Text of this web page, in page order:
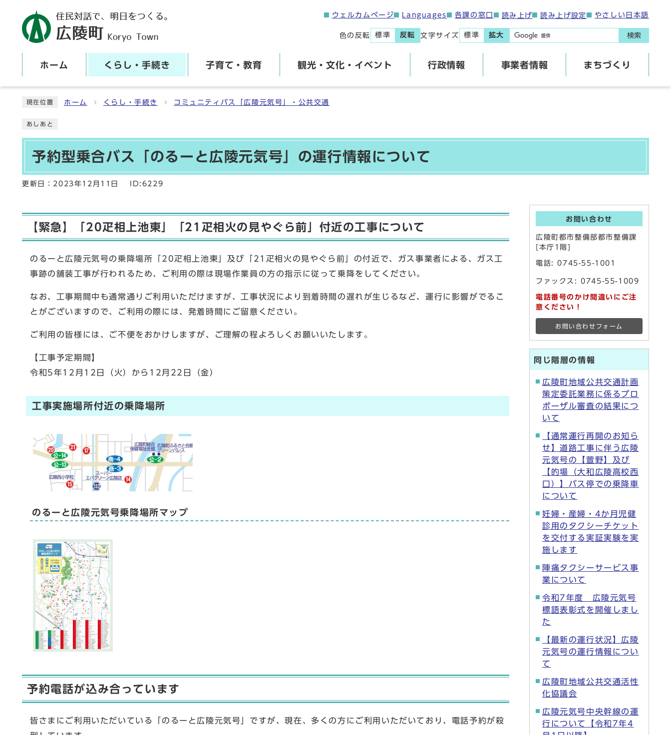
ウェルカムページ Languages 各課の窓口 読み上げ 読み上げ設定 やさしい日本語
色の反転 標準 反転 文字サイズ 標準 拡大 検索
ホーム くらし・手続き 子育て・教育 観光・文化・イベント 行政情報 事業者情報 まちづくり
現在位置 ホーム くらし・手続き コミュニティバス「広陵元気号」・公共交通
あしあと
予約型乗合バス「のるーと広陵元気号」の運行情報について
更新日： 2023年12月11日 ID:6229
【緊急】「20疋相上池東」「21疋相火の見やぐら前」付近の工事について
のるーと広陵元気号の乗降場所「20疋相上池東」及び「21疋相火の見やぐら前」の付近で、ガス事業者による、ガス工
事跡の舗装工事が行われるため、ご利用の際は現場作業員の方の指示に従って乗降をしてください。
なお、工事期間中も通常通りご利用いただけますが、工事状況により到着時間の遅れが生じるなど、運行に影響がでるこ
とがございますので、ご利用の際には、発着時間にご留意ください。
ご利用の皆様には、ご不便をおかけしますが、ご理解の程よろしくお願いいたします。
【工事予定期間】
令和5年12月12日（火）から12月22日（金）
工事実施場所付近の乗降場所
のるーと広陵元気号乗降場所マップ
予約電話が込み合っています
皆さまにご利用いただいている「のるーと広陵元気号」ですが、現在、多くの方にご利用いただいており、電話予約が殺
お問い合わせ
広陵町都市整備部都市整備課
[本庁1階]
電話:0745-55-1001
ファックス: 0745-55-1009
電話番号のかけ間違いにご注
意ください！
お問い合わせフォーム
同じ階層の情報
広陵町地域公共交通計画
策定委託業務に係るプロ
ポーザル審査の結果につ
いて
【通常運行再開のお知ら
せ】道路工事に伴う広陵
元気号の【萱野】及び
【的場（大和広陵高校西
口）】バス停での乗降車
について
妊婦・産婦・4か月児健
診用のタクシーチケット
を交付する実証実験を実
施します
陣痛タクシーサービス事
業について
令和7年度 広陵元気号
標語表彰式を開催しまし
た
【最新の運行状況】広陵
元気号の運行情報につい
て
広陵町地域公共交通活性
化協議会
広陵元気号中央幹線の運
行について【令和7年4